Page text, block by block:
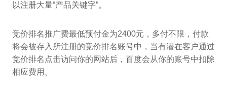
以注册大量“产品关键字”。
竞价排名推广费最低预付金为2400元，多付不限，付款
将会被存入所注册的竞价排名账号中，当有潜在客户通过
竞价排名点击访问你的网站后，百度会从你的账号中扣除
相应费用。